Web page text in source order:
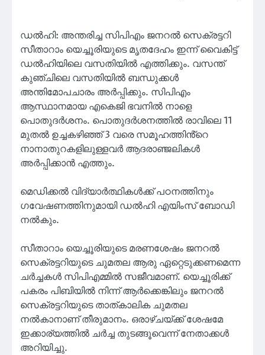
ഡൽഹി: അന്തരിച്ച സിപിഎം ജനറൽ സെക്രട്ടറി
സീതാറാം യെച്ചൂരിയുടെ മൃതദേഹം ഇന്ന് വൈകിട്ട്
ഡൽഹിയിലെ വസതിയിൽ എത്തിക്കും. വസന്ത്
കുഞ്ചിലെ വസതിയിൽ ബന്ധുക്കൾ
അന്തിമോപചാരം അർപ്പിക്കും. സിപിഎം
ആസ്ഥാനമായ എകെജി ഭവനിൽ നാളെ
പൊതുദർശനം. പൊതുദർശനത്തിൽ രാവിലെ 11
മുതൽ ഉച്ചകഴിഞ്ഞ് 3 വരെ സമൂഹത്തിൻ്റെ
നാനാതുറകളിലുള്ളവർ ആദരാഞ്ജലികൾ
അർപ്പിക്കാൻ എത്തും.
മെഡിക്കൽ വിദ്യാർത്ഥികൾക്ക് പഠനത്തിനും
ഗവേഷണത്തിനുമായി ഡൽഹി എയിംസ് ബോഡി
നൽകും.
സീതാറാം യെച്ചൂരിയുടെ മരണശേഷം ജനറൽ
സെക്രട്ടറിയുടെ ചുമതല ആരു ഏറ്റെടുക്കണമെന്ന
ചർച്ചകൾ സിപിഎമ്മിൽ സജീവമാണ്. യെച്ചൂരിക്ക്
പകരം പിബിയിൽ നിന്ന് ആർക്കെങ്കിലും ജനറൽ
സെക്രട്ടറിയുടെ താത്കാലിക ചുമതല
നൽകാനാണ് തീരുമാനം. ഒരാഴ്ചയ്ക്ക് ശേഷമേ
ഇക്കാര്യത്തിൽ ചർച്ച തുടങ്ങൂവെന്ന് നേതാക്കൾ
അറിയിച്ചു.